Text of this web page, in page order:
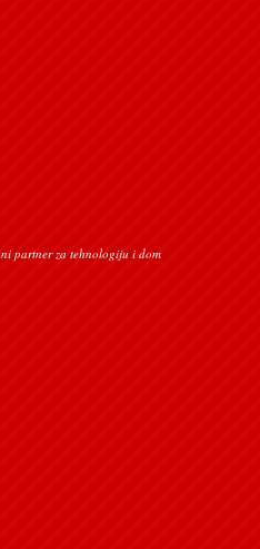
partner za tehnologiju i dom